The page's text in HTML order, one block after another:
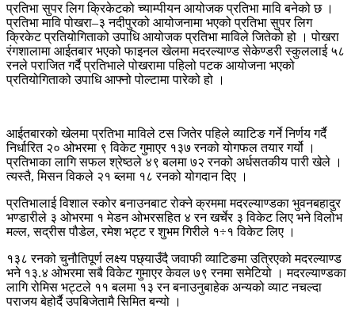
प्रतिभा सुपर लिग क्रिकेटको च्याम्पीयन आयोजक प्रतिभा मावि बनेको छ ।
प्रतिभा मावि पोखरा–३ नदीपुरको आयोजनामा भएको प्रतिभा सुपर लिग
क्रिकेट प्रतियोगिताको उपाधि आयोजक प्रतिभा माविले जितेको हो । पोखरा
रंगशालामा आईतबार भएको फाइनल खेलमा मदरल्याण्ड सेकेण्डरी स्कुललाई ५८
रनले पराजित गर्दै प्रतिभाले पोखरामा पहिलो पटक आयोजना भएको
प्रतियोगिताको उपाधि आफ्नो पोल्टामा पारेको हो ।
आईतबारको खेलमा प्रतिभा माविले टस जितेर पहिले व्याटिङ गर्ने निर्णय गर्दै
निर्धारित २० ओभरमा ९ विकेट गुमाएर १३७ रनको योगफल तयार गर्यो ।
प्रतिभाका लागि सफल श्रेष्ठले ४९ बलमा ७२ रनको अर्धसतकीय पारी खेले ।
त्यस्तै, मिसन विकले २१ ब्लमा १८ रनको योगदान दिए ।
प्रतिभालाई विशाल स्कोर बनाउनबाट रोक्ने क्रममा मदरल्याण्डका भुवनबहादुर
भण्डारीले ३ ओभरमा १ मेडन ओभरसहित ४ रन खर्चेर ३ विकेट लिए भने विलोभ
मल्ल, सद्रीस पौडेल, रमेश भट्ट र शुभम गिरीले १÷१ विकेट लिए ।
१३८ रनको चुनौतिपूर्ण लक्ष्य पछ्याउँदै जवाफी व्याटिङमा उत्रिएको मदरल्याण्ड
भने १३.४ ओभरमा सबै विकेट गुमाएर केवल ७९ रनमा समेटियो । मदरल्याण्डका
लागि रोमिस भट्टले ११ बलमा १३ रन बनाउनुबाहेक अन्यको व्याट नचल्दा
पराजय बेहोर्दै उपबिजेतामै सिमित बन्यो ।